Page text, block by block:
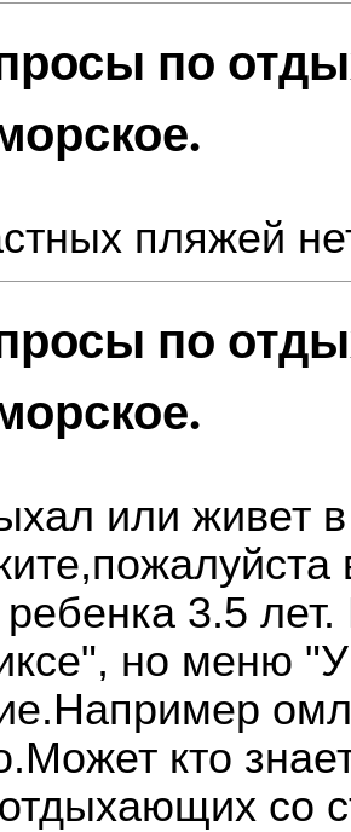
по
пляжей
по
или живет
3.5
но меню
кто
со